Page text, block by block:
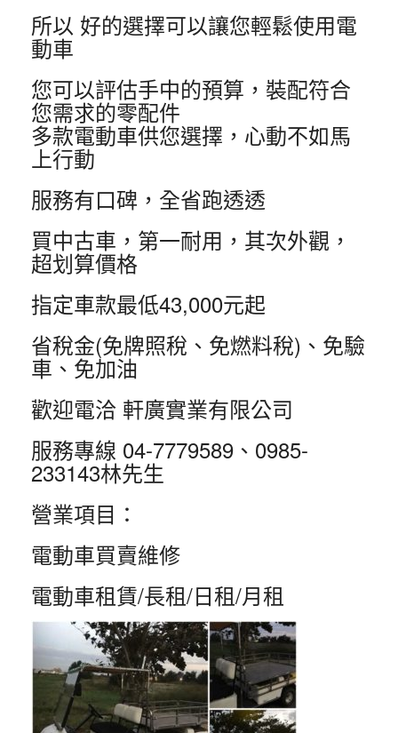
所以 好的選擇可以讓您輕鬆使用電
動車
您可以評估手中的預算，裝配符合
您需求的零配件
多款電動車供您選擇，心動不如馬
上行動
服務有口碑，全省跑透透
買中古車，第一耐用，其次外觀，
超划算價格
指定車款最低43,000元起
省稅金(免牌照稅、免燃料稅)、免驗
車、免加油
歡迎電洽 軒廣實業有限公司
服務專線 04-7779589、0985-
233143林先生
營業項目：
電動車買賣維修
電動車租賃/長租/日租/月租